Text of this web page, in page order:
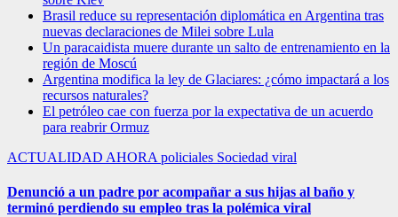
Brasil reduce su representación diplomática en Argentina tras
nuevas declaraciones de Milei sobre Lula
Un paracaidista muere durante un salto de entrenamiento en la
región de Moscú
Argentina modifica la ley de Glaciares: ¿cómo impactará a los
recursos naturales?
El petróleo cae con fuerza por la expectativa de un acuerdo
para reabrir Ormuz
ACTUALIDAD AHORA policiales Sociedad viral
Denunció a un padre por acompañar a sus hijas al baño y
terminó perdiendo su empleo tras la polémica viral